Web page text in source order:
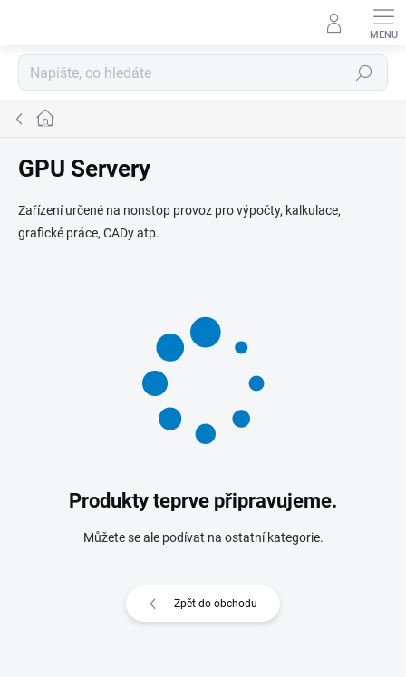
Hledat
Domů
GPU Servery
Zařízení určené na nonstop provoz pro výpočty, kalkulace,
grafické práce, CADy atp.
Produkty teprve připravujeme.
Můžete se ale podívat na ostatní kategorie.
Zpět do obchodu